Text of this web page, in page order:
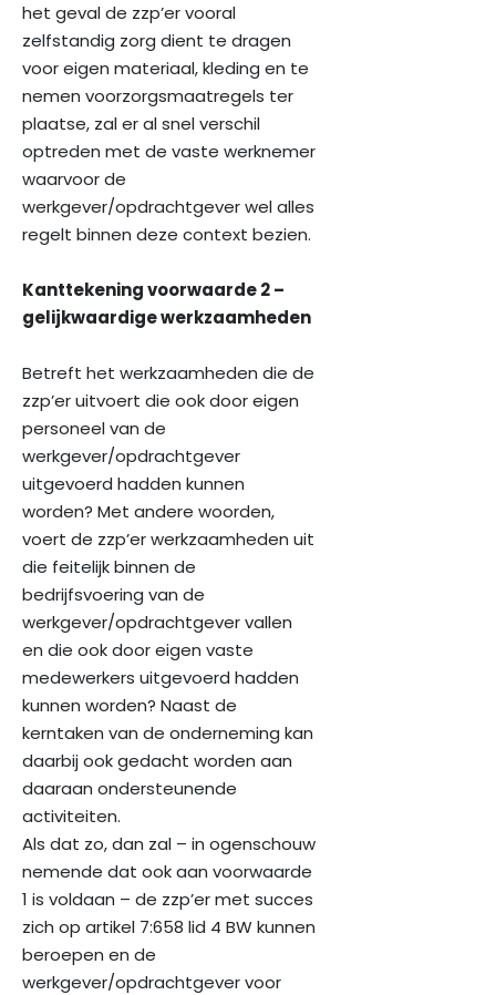
het geval de zzp’er vooral
zelfstandig zorg dient te dragen
voor eigen materiaal, kleding en te
nemen voorzorgsmaatregels ter
plaatse, zal er al snel verschil
optreden met de vaste werknemer
waarvoor de
werkgever/opdrachtgever wel alles
regelt binnen deze context bezien.
Kanttekening voorwaarde 2 –
gelijkwaardige werkzaamheden
Betreft het werkzaamheden die de
zzp’er uitvoert die ook door eigen
personeel van de
werkgever/opdrachtgever
uitgevoerd hadden kunnen
worden? Met andere woorden,
voert de zzp’er werkzaamheden uit
die feitelijk binnen de
bedrijfsvoering van de
werkgever/opdrachtgever vallen
en die ook door eigen vaste
medewerkers uitgevoerd hadden
kunnen worden? Naast de
kerntaken van de onderneming kan
daarbij ook gedacht worden aan
daaraan ondersteunende
activiteiten.
Als dat zo, dan zal – in ogenschouw
nemende dat ook aan voorwaarde
1 is voldaan – de zzp’er met succes
zich op artikel 7:658 lid 4 BW kunnen
beroepen en de
werkgever/opdrachtgever voor